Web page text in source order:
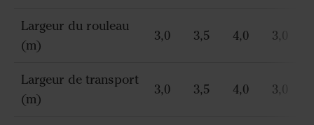
Largeur du rouleau
(m)
3,0 3,5 4,0 3,0
Largeur de transport
(m)
3,0 3,5 4,0 3,0